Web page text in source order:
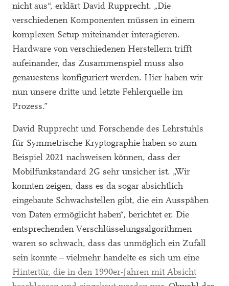
nicht aus“, erklärt David Rupprecht. „Die
verschiedenen Komponenten müssen in einem
komplexen Setup miteinander interagieren.
Hardware von verschiedenen Herstellern trifft
aufeinander, das Zusammenspiel muss also
genauestens konfiguriert werden. Hier haben wir
nun unsere dritte und letzte Fehlerquelle im
Prozess.”
David Rupprecht und Forschende des Lehrstuhls
für Symmetrische Kryptographie haben so zum
Beispiel 2021 nachweisen können, dass der
Mobilfunkstandard 2G sehr unsicher ist. „Wir
konnten zeigen, dass es da sogar absichtlich
eingebaute Schwachstellen gibt, die ein Ausspähen
von Daten ermöglicht haben“, berichtet er. Die
entsprechenden Verschlüsselungsalgorithmen
waren so schwach, dass das unmöglich ein Zufall
sein konnte – vielmehr handelte es sich um eine
Hintertür, die in den 1990er-Jahren mit Absicht